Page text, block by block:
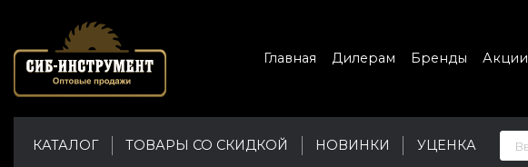
Главная Дилерам Бренды Акции
КАТАЛОГ ТОВАРЫ СО СКИДКОЙ НОВИНКИ УЦЕНКА